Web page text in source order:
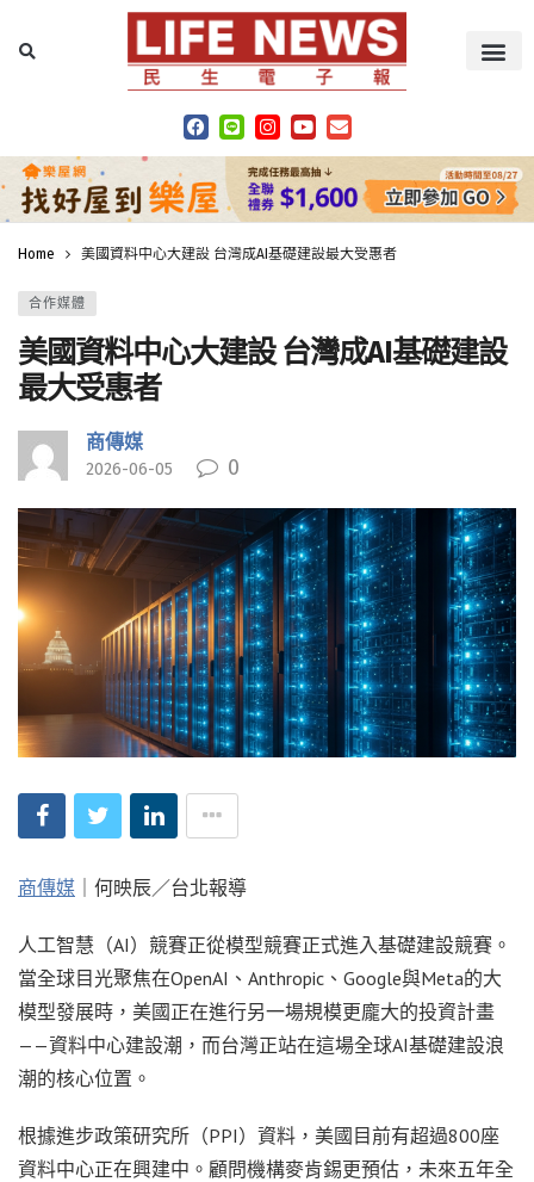
Home 美國資料中心大建設 台灣成AI基礎建設最大受惠者
合作媒體
美國資料中心大建設 台灣成AI基礎建設
最大受惠者
商傳媒
2026-06-05 0
商傳媒 ｜何映辰／台北報導
人工智慧（AI）競賽正從模型競賽正式進入基礎建設競賽。
當全球目光聚焦在OpenAI、Anthropic、Google與Meta的大
模型發展時，美國正在進行另一場規模更龐大的投資計畫
——資料中心建設潮，而台灣正站在這場全球AI基礎建設浪
潮的核心位置。
根據進步政策研究所（PPI）資料，美國目前有超過800座
資料中心正在興建中。顧問機構麥肯錫更預估，未來五年全